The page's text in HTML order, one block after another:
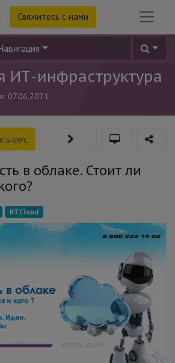
Свяжитесь с нами
ИТ-инфраструктура
07.06.2021
в облаке. Стоит ли
курс
RTCloud